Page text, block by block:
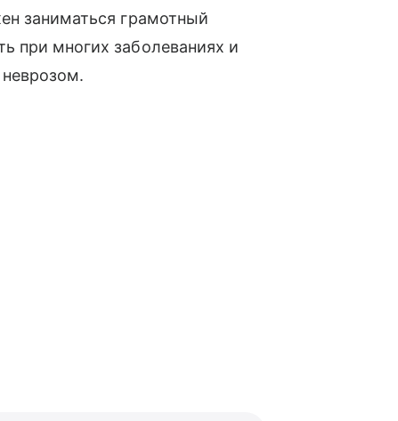
заниматься грамотный
при многих заболеваниях и
неврозом.